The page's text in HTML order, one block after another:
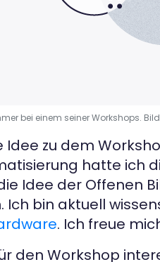
bei einem seiner Workshops.
Idee zu dem
hatte ich
Idee der Offenen
Ich bin aktuell
. Ich freue
den Workshop